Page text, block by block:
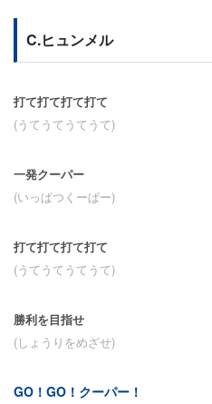
C.ヒュンメル
打て打て打て打て
(うてうてうてうて)
一発クーパー
(いっぱつくーぱー)
打て打て打て打て
(うてうてうてうて)
勝利を目指せ
(しょうりをめざせ)
GO！GO！クーパー！